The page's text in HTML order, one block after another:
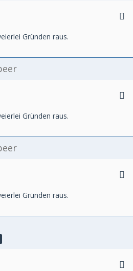
Gründen raus.
Gründen raus.
Gründen raus.